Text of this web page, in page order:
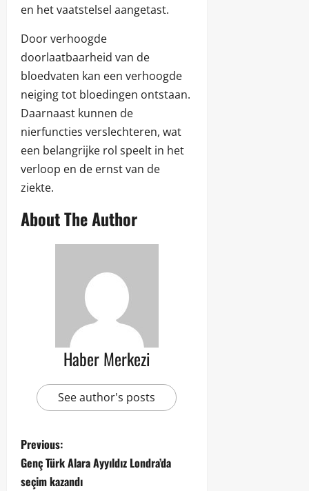
en het vaatstelsel aangetast.
Door verhoogde
doorlaatbaarheid van de
bloedvaten kan een verhoogde
neiging tot bloedingen ontstaan.
Daarnaast kunnen de
nierfuncties verslechteren, wat
een belangrijke rol speelt in het
verloop en de ernst van de
ziekte.
About The Author
Haber Merkezi
See author's posts
Previous:
Genç Türk Alara Ayyıldız Londra’da
seçim kazandı